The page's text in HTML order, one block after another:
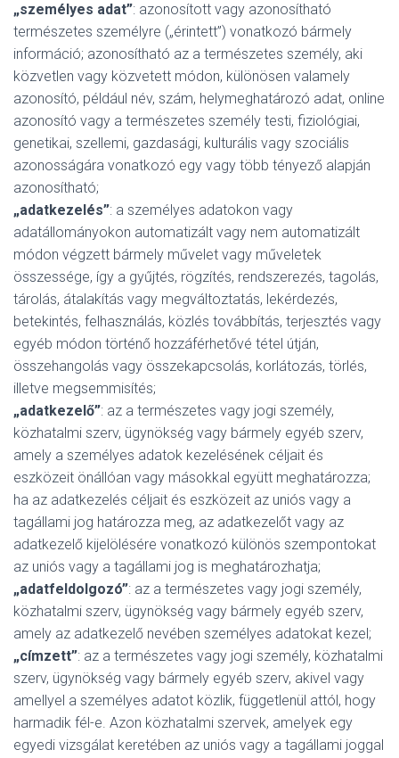
„személyes adat”: azonosított vagy azonosítható
természetes személyre („érintett”) vonatkozó bármely
információ; azonosítható az a természetes személy, aki
közvetlen vagy közvetett módon, különösen valamely
azonosító, például név, szám, helymeghatározó adat, online
azonosító vagy a természetes személy testi, fiziológiai,
genetikai, szellemi, gazdasági, kulturális vagy szociális
azonosságára vonatkozó egy vagy több tényező alapján
azonosítható;
„adatkezelés”: a személyes adatokon vagy
adatállományokon automatizált vagy nem automatizált
módon végzett bármely művelet vagy műveletek
összessége, így a gyűjtés, rögzítés, rendszerezés, tagolás,
tárolás, átalakítás vagy megváltoztatás, lekérdezés,
betekintés, felhasználás, közlés továbbítás, terjesztés vagy
egyéb módon történő hozzáférhetővé tétel útján,
összehangolás vagy összekapcsolás, korlátozás, törlés,
illetve megsemmisítés;
„adatkezelő”: az a természetes vagy jogi személy,
közhatalmi szerv, ügynökség vagy bármely egyéb szerv,
amely a személyes adatok kezelésének céljait és
eszközeit önállóan vagy másokkal együtt meghatározza;
ha az adatkezelés céljait és eszközeit az uniós vagy a
tagállami jog határozza meg, az adatkezelőt vagy az
adatkezelő kijelölésére vonatkozó különös szempontokat
az uniós vagy a tagállami jog is meghatározhatja;
„adatfeldolgozó”: az a természetes vagy jogi személy,
közhatalmi szerv, ügynökség vagy bármely egyéb szerv,
amely az adatkezelő nevében személyes adatokat kezel;
„címzett”: az a természetes vagy jogi személy, közhatalmi
szerv, ügynökség vagy bármely egyéb szerv, akivel vagy
amellyel a személyes adatot közlik, függetlenül attól, hogy
harmadik fél-e. Azon közhatalmi szervek, amelyek egy
egyedi vizsgálat keretében az uniós vagy a tagállami joggal